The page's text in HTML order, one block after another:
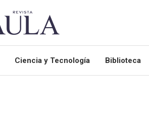
Ciencia y Tecnología Biblioteca